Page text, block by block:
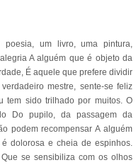
um livro, uma pintura,
A alguém que é objeto da
É aquele que prefere dividir
mestre, sente-se feliz
tem sido trilhado por muitos. O
Do pupilo, da passagem da
podem recompensar A alguém
dolorosa e cheia de espinhos.
se sensibiliza com os olhos